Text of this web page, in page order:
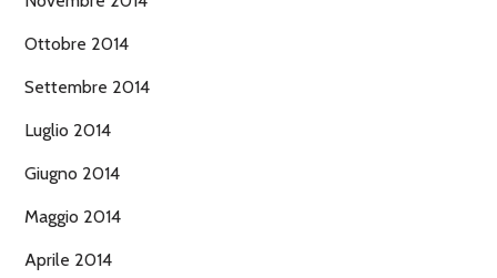
Ottobre 2014
Settembre 2014
Luglio 2014
Giugno 2014
Maggio 2014
Aprile 2014